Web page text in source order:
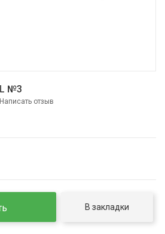
№3
Написать отзыв
В закладки